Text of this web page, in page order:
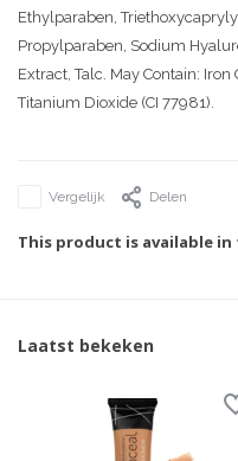
Ethylparaben,
Propylparaben, Sodium
Extract, Talc. May Contain: Iron
Titanium Dioxide (CI 77981).
Vergelijk Delen
This product is available
Laatst bekeken